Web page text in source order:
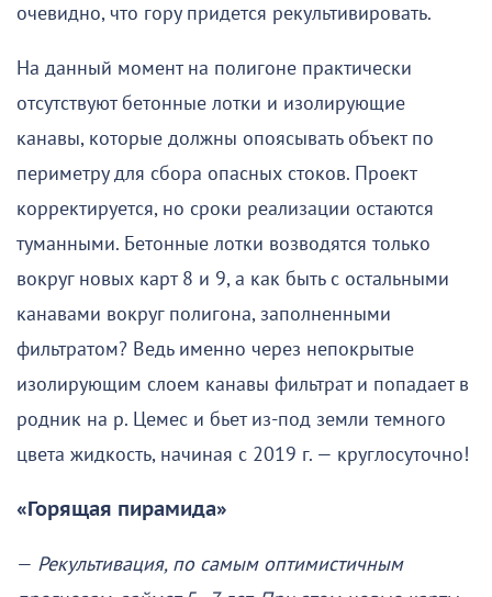
очевидно, что гору придется рекультивировать.
На данный момент на полигоне практически
отсутствуют бетонные лотки и изолирующие
канавы, которые должны опоясывать объект по
периметру для сбора опасных стоков. Проект
корректируется, но сроки реализации остаются
туманными. Бетонные лотки возводятся только
вокруг новых карт 8 и 9, а как быть с остальными
канавами вокруг полигона, заполненными
фильтратом? Ведь именно через непокрытые
изолирующим слоем канавы фильтрат и попадает в
родник на р. Цемес и бьет из-под земли темного
цвета жидкость, начиная с 2019 г. — круглосуточно!
«Горящая пирамида»
— Рекультивация, по самым оптимистичным